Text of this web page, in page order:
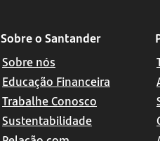
Sobre o Santander
Sobre nós
Educação Financeira
Trabalhe Conosco
Sustentabilidade